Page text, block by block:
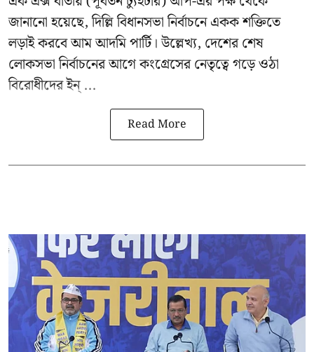
জানানো হয়েছে, দিল্লি বিধানসভা নির্বাচনে একক শক্তিতে
লড়াই করবে আম আদমি পার্টি। উল্লেখ্য, দেশের শেষ
লোকসভা নির্বাচনের আগে কংগ্রেসের নেতৃত্বে গড়ে ওঠা
বিরোধীদের ইন্ ...
Read More